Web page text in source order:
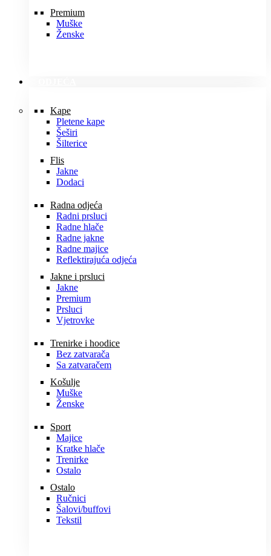
Premium
Muške
Ženske
Kape
Pletene kape
Šeširi
Šilterice
Flis
Jakne
Dodaci
Radna odjeća
Radni prsluci
Radne hlače
Radne jakne
Radne majice
Reflektirajuća odjeća
Jakne i prsluci
Jakne
Premium
Prsluci
Vjetrovke
Trenirke i hoodice
Bez zatvarača
Sa zatvaračem
Košulje
Muške
Ženske
Sport
Majice
Kratke hlače
Trenirke
Ostalo
Ostalo
Ručnici
Šalovi/buffovi
Tekstil